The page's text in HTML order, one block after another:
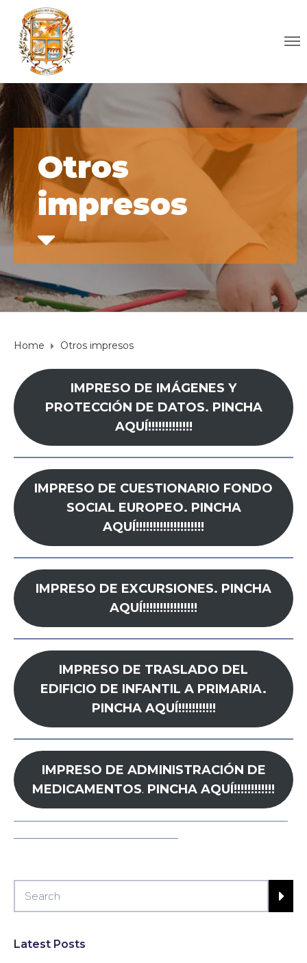
Otros
impresos
Home Otros impresos
IMPRESO DE IMÁGENES Y
PROTECCIÓN DE DATOS. PINCHA
AQUÍ!!!!!!!!!!!!!
IMPRESO DE CUESTIONARIO FONDO
SOCIAL EUROPEO. PINCHA
AQUÍ!!!!!!!!!!!!!!!!!!!!
IMPRESO DE EXCURSIONES. PINCHA
AQUÍ!!!!!!!!!!!!!!!!
IMPRESO DE TRASLADO DEL
EDIFICIO DE INFANTIL A PRIMARIA.
PINCHA AQUÍ!!!!!!!!!!!
IMPRESO DE ADMINISTRACIÓN DE
MEDICAMENTOS. PINCHA AQUÍ!!!!!!!!!!!!
—————————————————————————
———————————————
Latest Posts